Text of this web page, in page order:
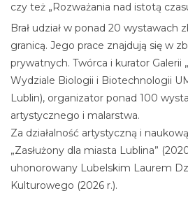
czy też „Rozważania nad istotą
Brał udział w ponad 20 wystawach
granicą. Jego prace znajdują się w
prywatnych. Twórca i kurator Galerii
Wydziale Biologii i Biotechnologii
Lublin), organizator ponad 100
artystycznego i malarstwa.
Za działalność artystyczną i
„Zasłużony dla miasta Lublina”
uhonorowany Lubelskim Laurem
Kulturowego (2026 r.).